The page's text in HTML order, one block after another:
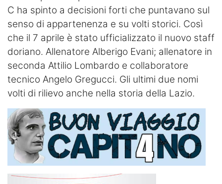
C ha spinto a decisioni forti che puntavano sul
senso di appartenenza e su volti storici. Così
che il 7 aprile è stato ufficializzato il nuovo staff
doriano. Allenatore Alberigo Evani; allenatore in
seconda Attilio Lombardo e collaboratore
tecnico Angelo Gregucci. Gli ultimi due nomi
volti di rilievo anche nella storia della Lazio.